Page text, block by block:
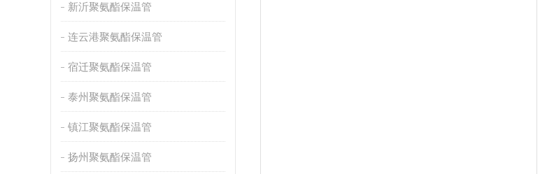
新沂聚氨酯保温管
连云港聚氨酯保温管
宿迁聚氨酯保温管
泰州聚氨酯保温管
镇江聚氨酯保温管
扬州聚氨酯保温管